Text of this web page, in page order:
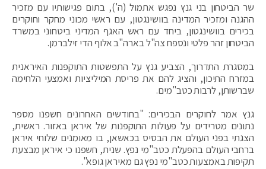
שר הביטחון בני גנץ נפגש אתמול (ה'), בתום פגישותיו עם מזכיר
ההגנה ומזכיר המדינה בוושינגטון, עם ראשי מכוני מחקר וחוקרים
בכירים בוושינגטון, ביחד עם ראש האגף המדיני ביטחוני במשרד
הביטחון זהר פלטי ונספח צה"ל בארה"ב אלוף הדי זילברמן.
במסגרת התדרוך, הצביע גנץ על התפשטות התוקפנות האיראנית
במזרח התיכון, והציג להם את פריסת המיליציות ואמצעי הלחימה
שברשותן, לרבות כטב"מים.
גנץ אמר לחוקרים הבכירים: "בחודשים האחרונים חשפנו מספר
נתונים מטרידים על פעולות התוקפנות של איראן באזור. ראשית,
הצגתי בפני העולם את הבסיס בכאשאן, בו מאומנים שלוחי איראן
ברחבי העולם בהפעלת כטב"מי נפץ. שנית, חשפנו כי איראן מבצעת
תקיפות באמצעות כטב"מי נפץ גם מאיראן גופא".